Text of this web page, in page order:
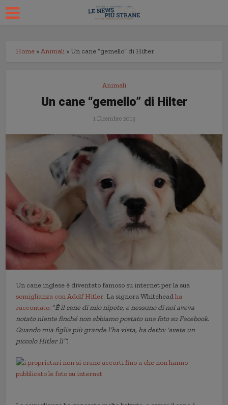
Home »Animali » Un cane “gemello” di Hilter
Animali
Un cane “gemello” di Hilter
1 Dicembre 2013
Un cane inglese è diventato famoso su internet per la sua
somiglianza con Adolf Hitler. La signora Whiteheadha
raccontato: “È il cane di mio nipote, e nessuno di noi aveva
notato niente finché non abbiamo postato una foto su Facebook.
Quando mia figlia più grande l’ha vista, ha detto: ‘avete un
piccolo Hitler lì’”.